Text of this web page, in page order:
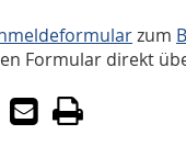
zum
Formular direkt